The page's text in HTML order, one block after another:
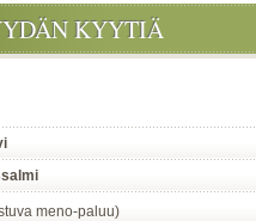
KYYTIÄ
meno-paluu)